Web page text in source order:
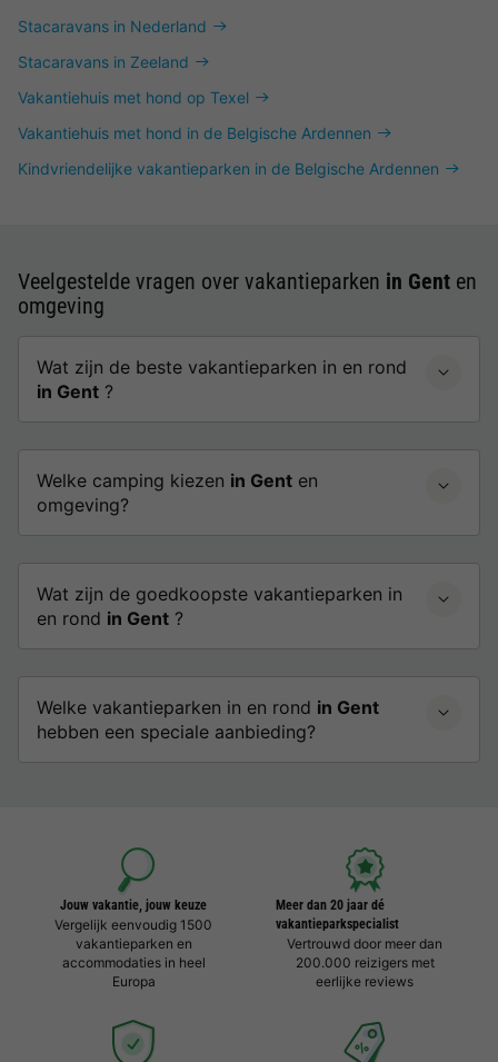
Stacaravans in Nederland
Stacaravans in Zeeland
Vakantiehuis met hond op Texel
Vakantiehuis met hond in de Belgische Ardennen
Kindvriendelijke vakantieparken in de Belgische Ardennen
Veelgestelde vragen over vakantieparken in Gent en
omgeving
Wat zijn de beste vakantieparken in en rond
in Gent ?
Welke camping kiezen in Gent en
omgeving?
Wat zijn de goedkoopste vakantieparken in
en rond in Gent ?
Welke vakantieparken in en rond in Gent
hebben een speciale aanbieding?
Jouw vakantie, jouw keuze
Vergelijk eenvoudig 1500
vakantieparken en
accommodaties in heel
Europa
Meer dan 20 jaar dé
vakantieparkspecialist
Vertrouwd door meer dan
200.000 reizigers met
eerlijke reviews